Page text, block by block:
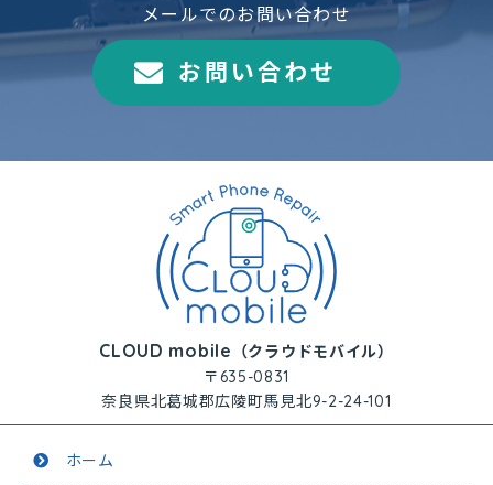
メールでのお問い合わせ
お問い合わせ
CLOUD mobile （クラウドモバイル）
〒635-0831
奈良県北葛城郡広陵町馬見北9-2-24-101
ホーム